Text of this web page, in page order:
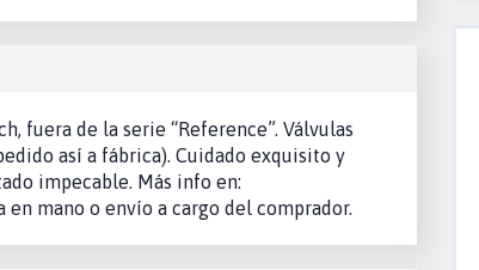
fuera de la serie “Reference”. Válvulas
así a fábrica). Cuidado exquisito y
impecable. Más info en:
en mano o envío a cargo del comprador.